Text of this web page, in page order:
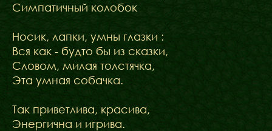
Симпатичный колобок
Носик, лапки, умны глазки :
Вся как - будто бы из сказки,
Словом, милая толстячка,
Эта умная собачка.
Так приветлива, красива,
Энергична и игрива.